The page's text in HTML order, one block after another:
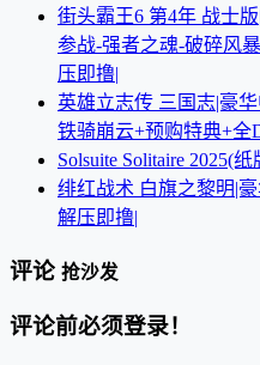
街头霸王6 第4年 战士
参战-强者之魂-破碎风
压即撸|
英雄立志传 三国志|豪
铁骑崩云+预购特典+全
Solsuite Solitaire 2025(
绯红战术 白旗之黎明|
解压即撸|
评论 抢沙发
评论前必须登录！